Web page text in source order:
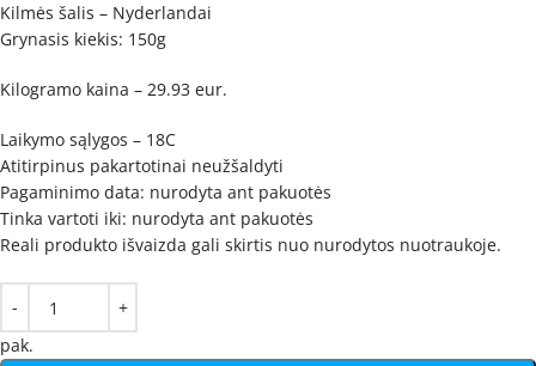
Kilmės šalis – Nyderlandai
Grynasis kiekis: 150g
Kilogramo kaina – 29.93 eur.
Laikymo sąlygos – 18C
Atitirpinus pakartotinai neužšaldyti
Pagaminimo data: nurodyta ant pakuotės
Tinka vartoti iki: nurodyta ant pakuotės
Reali produkto išvaizda gali skirtis nuo nurodytos nuotraukoje.
pak.